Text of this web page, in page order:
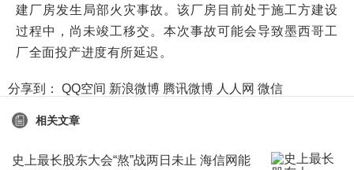
建厂房发生局部火灾事故。该厂房目前处于施工方建设
过程中，尚未竣工移交。本次事故可能会导致墨西哥工
厂全面投产进度有所延迟。
分享到： QQ空间 新浪微博 腾讯微博 人人网 微信
相关文章
史上最长股东大会“熬”战两日未止 海信网能